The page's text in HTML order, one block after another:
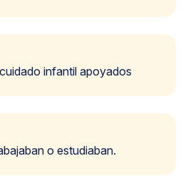
infantil apoyados
o estudiaban.